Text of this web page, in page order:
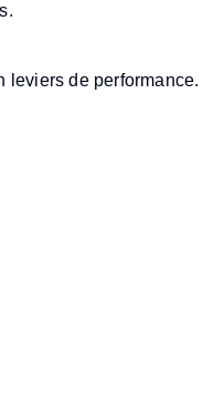
leviers de performance.